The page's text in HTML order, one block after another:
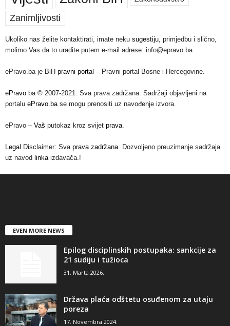
Zanimljivosti
Ukoliko nas želite kontaktirati, imate neku sugestiju, primjedbu i slično,
molimo Vas da to uradite putem e-mail adrese: info@epravo.ba
ePravo.ba je BiH pravni portal – Pravni portal Bosne i Hercegovine.
ePravo.ba © 2007-2021. Sva prava zadržana. Sadržaji objavljeni na
portalu ePravo.base mogu prenositi uz navođenje izvora.
ePravo – Vaš putokaz kroz svijet prava.
Legal Disclaimer: Sva prava zadržana. Dozvoljeno preuzimanje sadržaja
uz navod linkaizdavača.!
EVEN MORE NEWS
Epilog disciplinskih postupaka: sankcije za
21 sudiju i tužioca
31. Marta 2026.
Država plaća odštetu osuđenom za utaju
poreza
17. Novembra 2024.